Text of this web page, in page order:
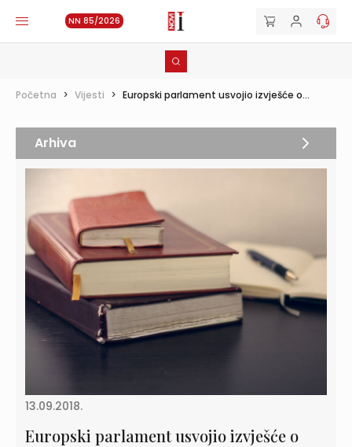
NN 85/2026
Početna > Vijesti > Europski parlament usvojio izvješće o...
13.09.2018.
Europski parlament usvojio izvješće o
Arhiva